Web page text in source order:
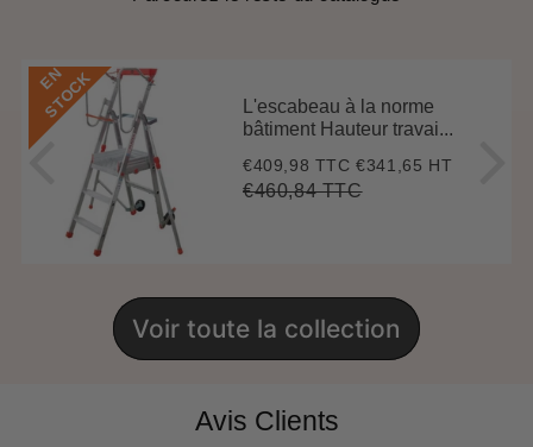
E
N
S
T
O
C
K
L'escabeau à la norme
bâtiment Hauteur travai...
Prix
réduit
€409,98 TTC€409,98
€341,65 HT
Prix
€460,84 TTC€460,84
Voir toute la collection
Avis Clients